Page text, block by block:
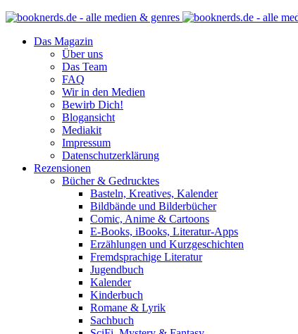
Das Magazin
Über uns
Das Team
FAQ
Wir in den Medien
Bewirb Dich!
Blogansicht
Mediakit
Impressum
Datenschutzerklärung
Rezensionen
Bücher & Gedrucktes
Basteln, Kreatives, Kalender
Bildbände und Bilderbücher
Comic, Anime & Cartoons
E-Books, iBooks, Literatur-Apps
Erzählungen und Kurzgeschichten
Fremdsprachige Literatur
Jugendbuch
Kalender
Kinderbuch
Romane & Lyrik
Sachbuch